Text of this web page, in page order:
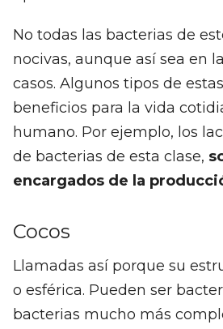
No todas las bacterias de
nocivas, aunque así sea en
casos. Algunos tipos de
beneficios para la vida
humano. Por ejemplo, los
de bacterias de esta clase,
encargados de la
Cocos
Llamadas así porque su
o esférica. Pueden ser
bacterias mucho más